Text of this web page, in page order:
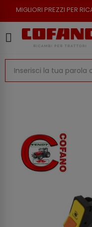
PREZZI PER RICAMBI PER